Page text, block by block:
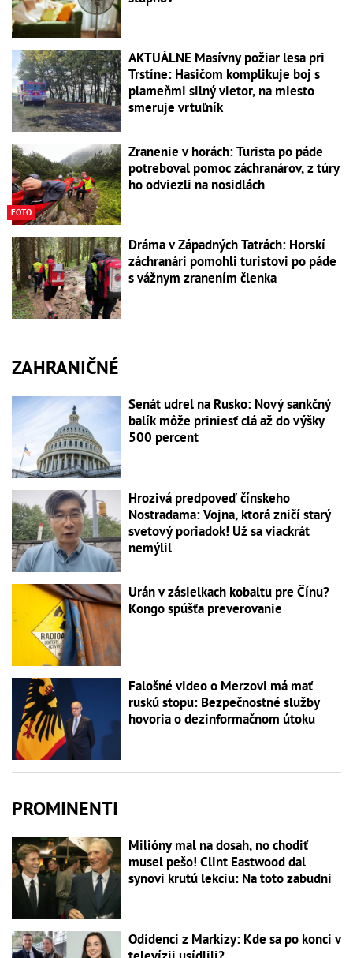
AKTUÁLNE Masívny požiar lesa pri
Trstíne: Hasičom komplikuje boj s
plameňmi silný vietor, na miesto
smeruje vrtuľník
FOTO
Zranenie v horách: Turista po páde
potreboval pomoc záchranárov, z túry
ho odviezli na nosidlách
Dráma v Západných Tatrách: Horskí
záchranári pomohli turistovi po páde
s vážnym zranením členka
ZAHRANIČNÉ
Senát udrel na Rusko: Nový sankčný
balík môže priniesť clá až do výšky
500 percent
Hrozivá predpoveď čínskeho
Nostradama: Vojna, ktorá zničí starý
svetový poriadok! Už sa viackrát
nemýlil
Urán v zásielkach kobaltu pre Čínu?
Kongo spúšťa preverovanie
Falošné video o Merzovi má mať
ruskú stopu: Bezpečnostné služby
hovoria o dezinformačnom útoku
PROMINENTI
Milióny mal na dosah, no chodiť
musel pešo! Clint Eastwood dal
synovi krutú lekciu: Na toto zabudni
Odídenci z Markízy: Kde sa po konci v